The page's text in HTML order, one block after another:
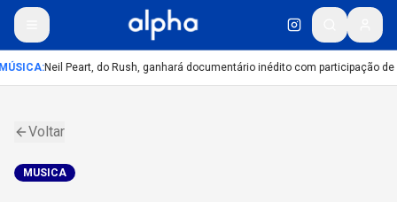
:Neil Peart, do Rush, ganhará documentário inédito com participação de
Voltar
MUSICA